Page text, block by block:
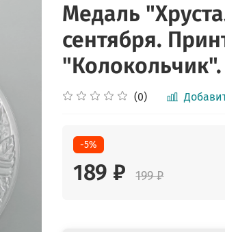
Медаль
сентября.
"Колокольчик".
(0)
-5%
189 ₽ 199 ₽